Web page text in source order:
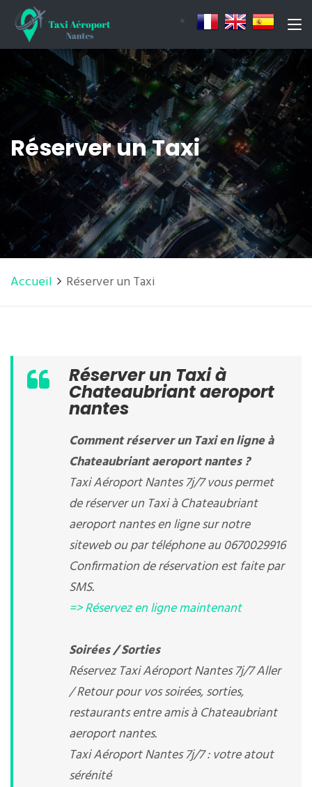
Réserver un Taxi
Accueil Réserver un Taxi
Réserver un Taxi à
Chateaubriant aeroport
nantes
Comment réserver un Taxi en ligne à
Chateaubriant aeroport nantes ?
Taxi Aéroport Nantes 7j/7 vous permet
de réserver un Taxi à Chateaubriant
aeroport nantes en ligne sur notre
siteweb ou par téléphone au 0670029916
Confirmation de réservation est faite par
SMS.
=> Réservez en ligne maintenant
Soirées / Sorties
Réservez Taxi Aéroport Nantes 7j/7 Aller
/ Retour pour vos soirées, sorties,
restaurants entre amis à Chateaubriant
aeroport nantes.
Taxi Aéroport Nantes 7j/7 : votre atout
sérénité